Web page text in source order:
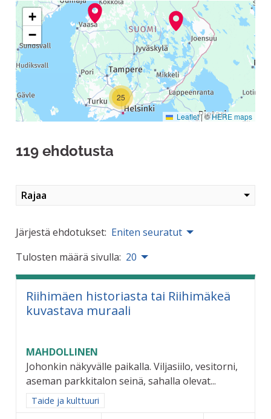
Seuraavassa elementissä on kartta, joka esittää
25
+
−
Leaflet|©HERE maps
119 ehdotusta
Rajaa
Järjestä ehdotukset: Eniten seuratut
Tulosten määrä sivulla: 20
Riihimäen historiasta tai Riihimäkeä
kuvastava muraali
MAHDOLLINEN
Johonkin näkyvälle paikalla. Viljasiilo, vesitorni,
aseman parkkitalon seinä, sahalla olevat...
Rajaa tulokset aihepiirin mukaan: Taide ja kulttuuri
Taide ja kulttuuri